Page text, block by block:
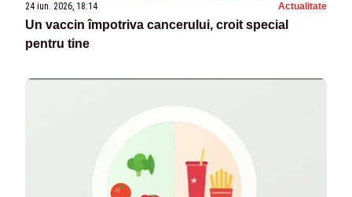
24 iun. 2026, 18:14 Actualitate
Un vaccin împotriva cancerului, croit special
pentru tine